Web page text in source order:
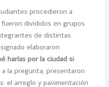
procedieron a
divididos en grupos
de distintas
elaboraron
harías por la ciudad si
la pregunta, presentaron
el arreglo y pavimentación